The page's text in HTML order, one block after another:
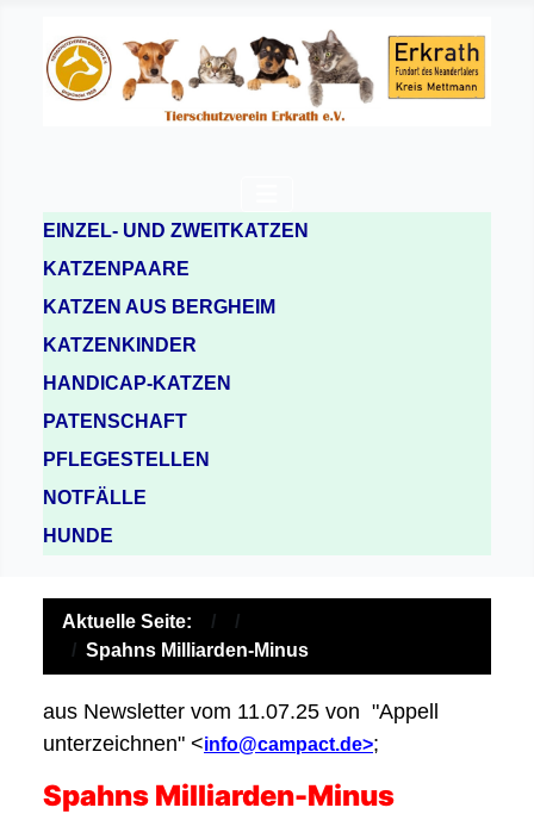
EINZEL- UND ZWEITKATZEN
KATZENPAARE
KATZEN AUS BERGHEIM
KATZENKINDER
HANDICAP-KATZEN
PATENSCHAFT
PFLEGESTELLEN
NOTFÄLLE
HUNDE
Aktuelle Seite:
Spahns Milliarden-Minus
aus Newsletter vom 11.07.25 von "Appell
unterzeichnen" <info@campact.de>;
Spahns Milliarden-Minus